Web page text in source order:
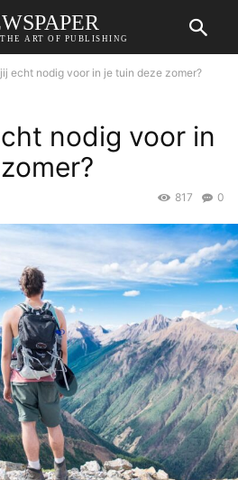
ART OF PUBLISHING
echt nodig voor in je tuin deze zomer?
nodig voor in
0
817